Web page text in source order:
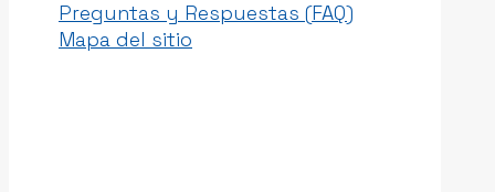
Preguntas y Respuestas (FAQ)
Mapa del sitio